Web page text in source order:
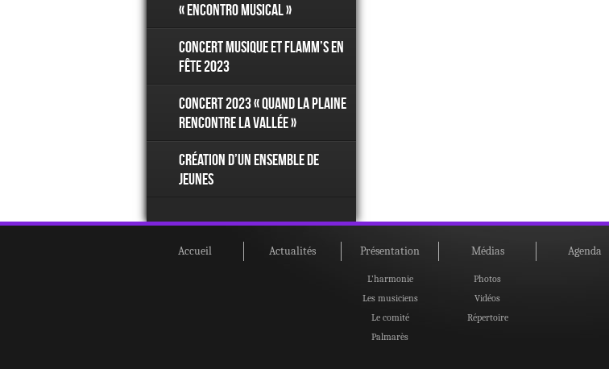
« Encontro musical »
Concert Musique et Flamm’s en
Fête 2023
Concert 2023 « Quand la plaine
rencontre la vallée »
Création d’un ensemble de
jeunes
Accueil Actualités Présentation
L’harmonie
Les musiciens
Le comité
Palmarès
Médias
Photos
Vidéos
Répertoire
Agenda